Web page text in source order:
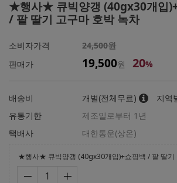
★행사★ 큐빅양갱 (40gx30개입
/ 팥 딸기 고구마 호박 녹차
소비자가격
24,500원
판매가
19,500원 20%
배송비 개별(전체무료)
지역
유통기한
제조일로부터 1년
택배사
대한통운(상온)
★행사★ 큐빅양갱 (40gx30개입)+쇼핑백 / 팥 딸기